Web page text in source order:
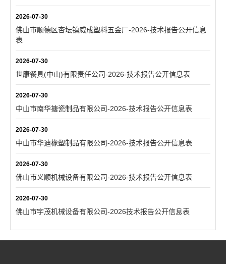
2026-07-30
佛山市顺德区杏坛镇威成塑料五金厂-2026-技术报告公开信息
表
2026-07-30
世康餐具(中山)有限责任公司-2026-技术报告公开信息表
2026-07-30
中山市南华搪瓷制品有限公司-2026-技术报告公开信息表
2026-07-30
中山市华迪橡塑制品有限公司-2026-技术报告公开信息表
2026-07-30
佛山市义顺机械设备有限公司-2026-技术报告公开信息表
2026-07-30
佛山市宇茂机械设备有限公司-2026技术报告公开信息表